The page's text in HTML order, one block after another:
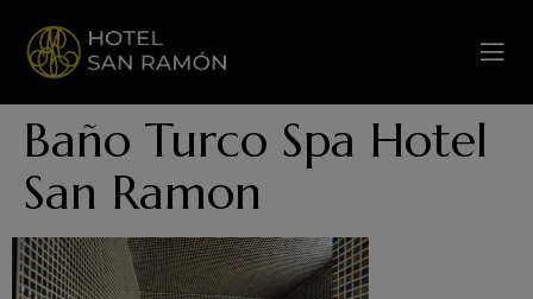
Baño Turco Spa Hotel
San Ramon